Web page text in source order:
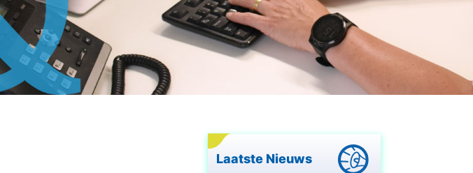
Laatste Nieuws